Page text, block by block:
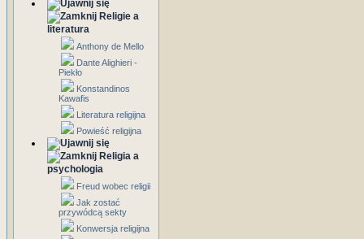
Religie a
literatura
Anthony de Mello
Dante Alighieri -
Piekło
Konstandinos
Kawafis
Literatura religijna
Powieść religijna
Religia a
psychologia
Freud wobec religii
Jak zostać
przywódcą sekty
Konwersja religijna